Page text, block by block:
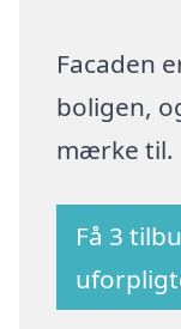
Facaden
boligen,
mærke til.
Få 3